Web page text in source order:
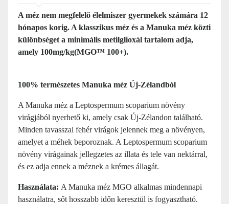
A méz nem megfelelő élelmiszer gyermekek számára 12
hónapos korig. A klasszikus méz és a Manuka méz közti
különbséget a minimális metilglioxál tartalom adja,
amely 100mg/kg(MGO™ 100+).
100% természetes Manuka méz Új-Zélandból
A Manuka méz a Leptospermum scoparium növény
virágjából nyerhető ki, amely csak Új-Zélandon található.
Minden tavasszal fehér virágok jelennek meg a növényen,
amelyet a méhek beporoznak. A Leptospermum scoparium
növény virágainak jellegzetes az illata és tele van nektárral,
és ez adja ennek a méznek a krémes állagát.
Használata: A Manuka méz MGO alkalmas mindennapi
használatra, sőt hosszabb időn keresztül is fogyasztható.